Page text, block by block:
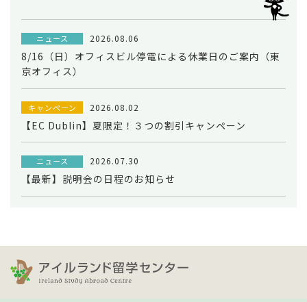
ニュース 2026.08.06
8/16（日）オフィスビル停電による休業日のご案内（東
京オフィス）
キャンペーン 2026.08.02
【EC Dublin】夏限定！３つの割引キャンペーン
ニュース 2026.07.30
【最新】説明会の日程のお知らせ